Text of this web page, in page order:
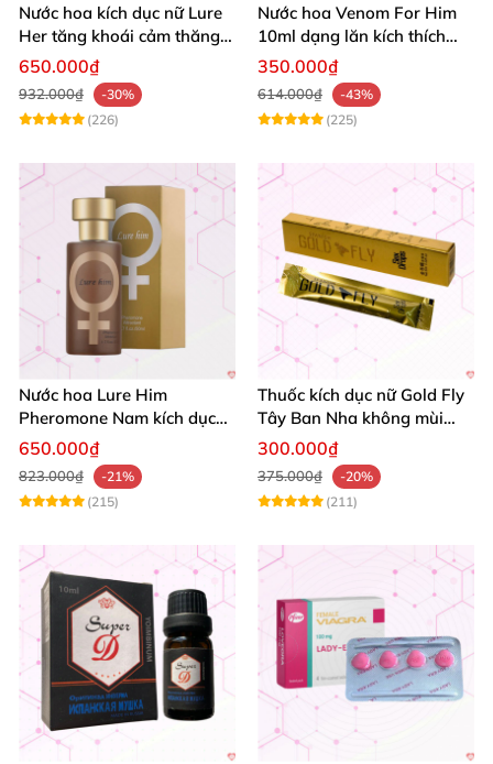
Nước hoa kích dục nữ Lure
Her tăng khoái cảm thăng
hoa cực mạnh
650.000₫
932.000₫
-30%
(226)
Nước hoa Venom For Him
10ml dạng lăn kích thích
ham muốn tình dục nữ
350.000₫
614.000₫
-43%
(225)
Nước hoa Lure Him
Pheromone Nam kích dục
mạnh, hương không mùi
650.000₫
823.000₫
-21%
(215)
Thuốc kích dục nữ Gold Fly
Tây Ban Nha không mùi
tăng ham muốn cao cấp
300.000₫
375.000₫
-20%
(211)